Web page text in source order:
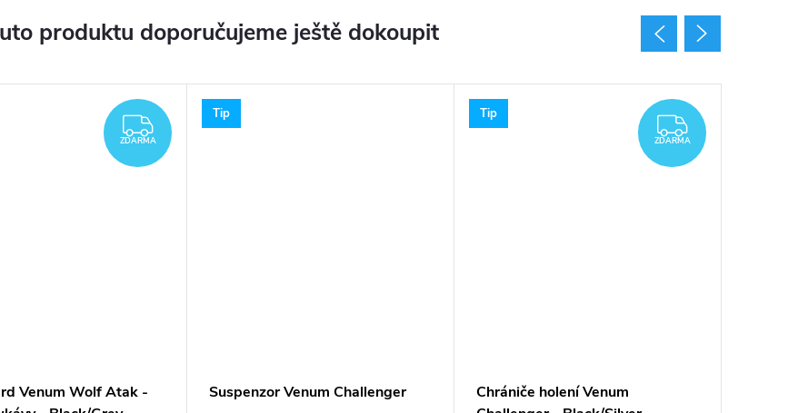
produktu doporučujeme ještě dokoupit
ZDARMA
ZDARMA
Venum Wolf Atak -
Tip
Suspenzor Venum Challenger
Tip
ZDARMA
ZDARMA
Chrániče holení Venum